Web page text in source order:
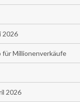
2026
für Millionenverkäufe
2026